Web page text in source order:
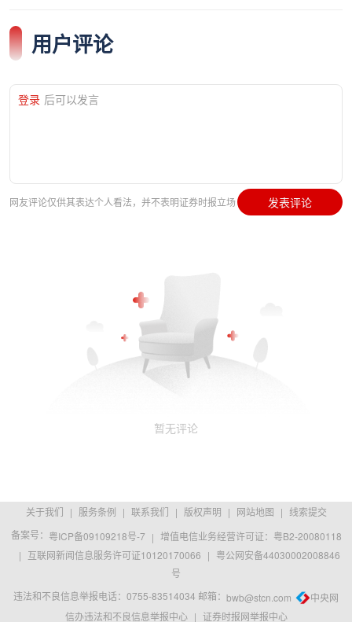
用户评论
登录 后可以发言
网友评论仅供其表达个人看法，并不表明证券时报立场 发表评论
暂无评论
关于我们 | 服务条例 | 联系我们 | 版权声明 | 网站地图 | 线索提交
备案号： 粤ICP备09109218号-7 | 增值电信业务经营许可证：粤B2-20080118
| 互联网新闻信息服务许可证10120170066 | 粤公网安备44030002008846
号
违法和不良信息举报电话：0755-83514034 邮箱： bwb@stcn.com
中央网
信办违法和不良信息举报中心 | 证券时报网举报中心